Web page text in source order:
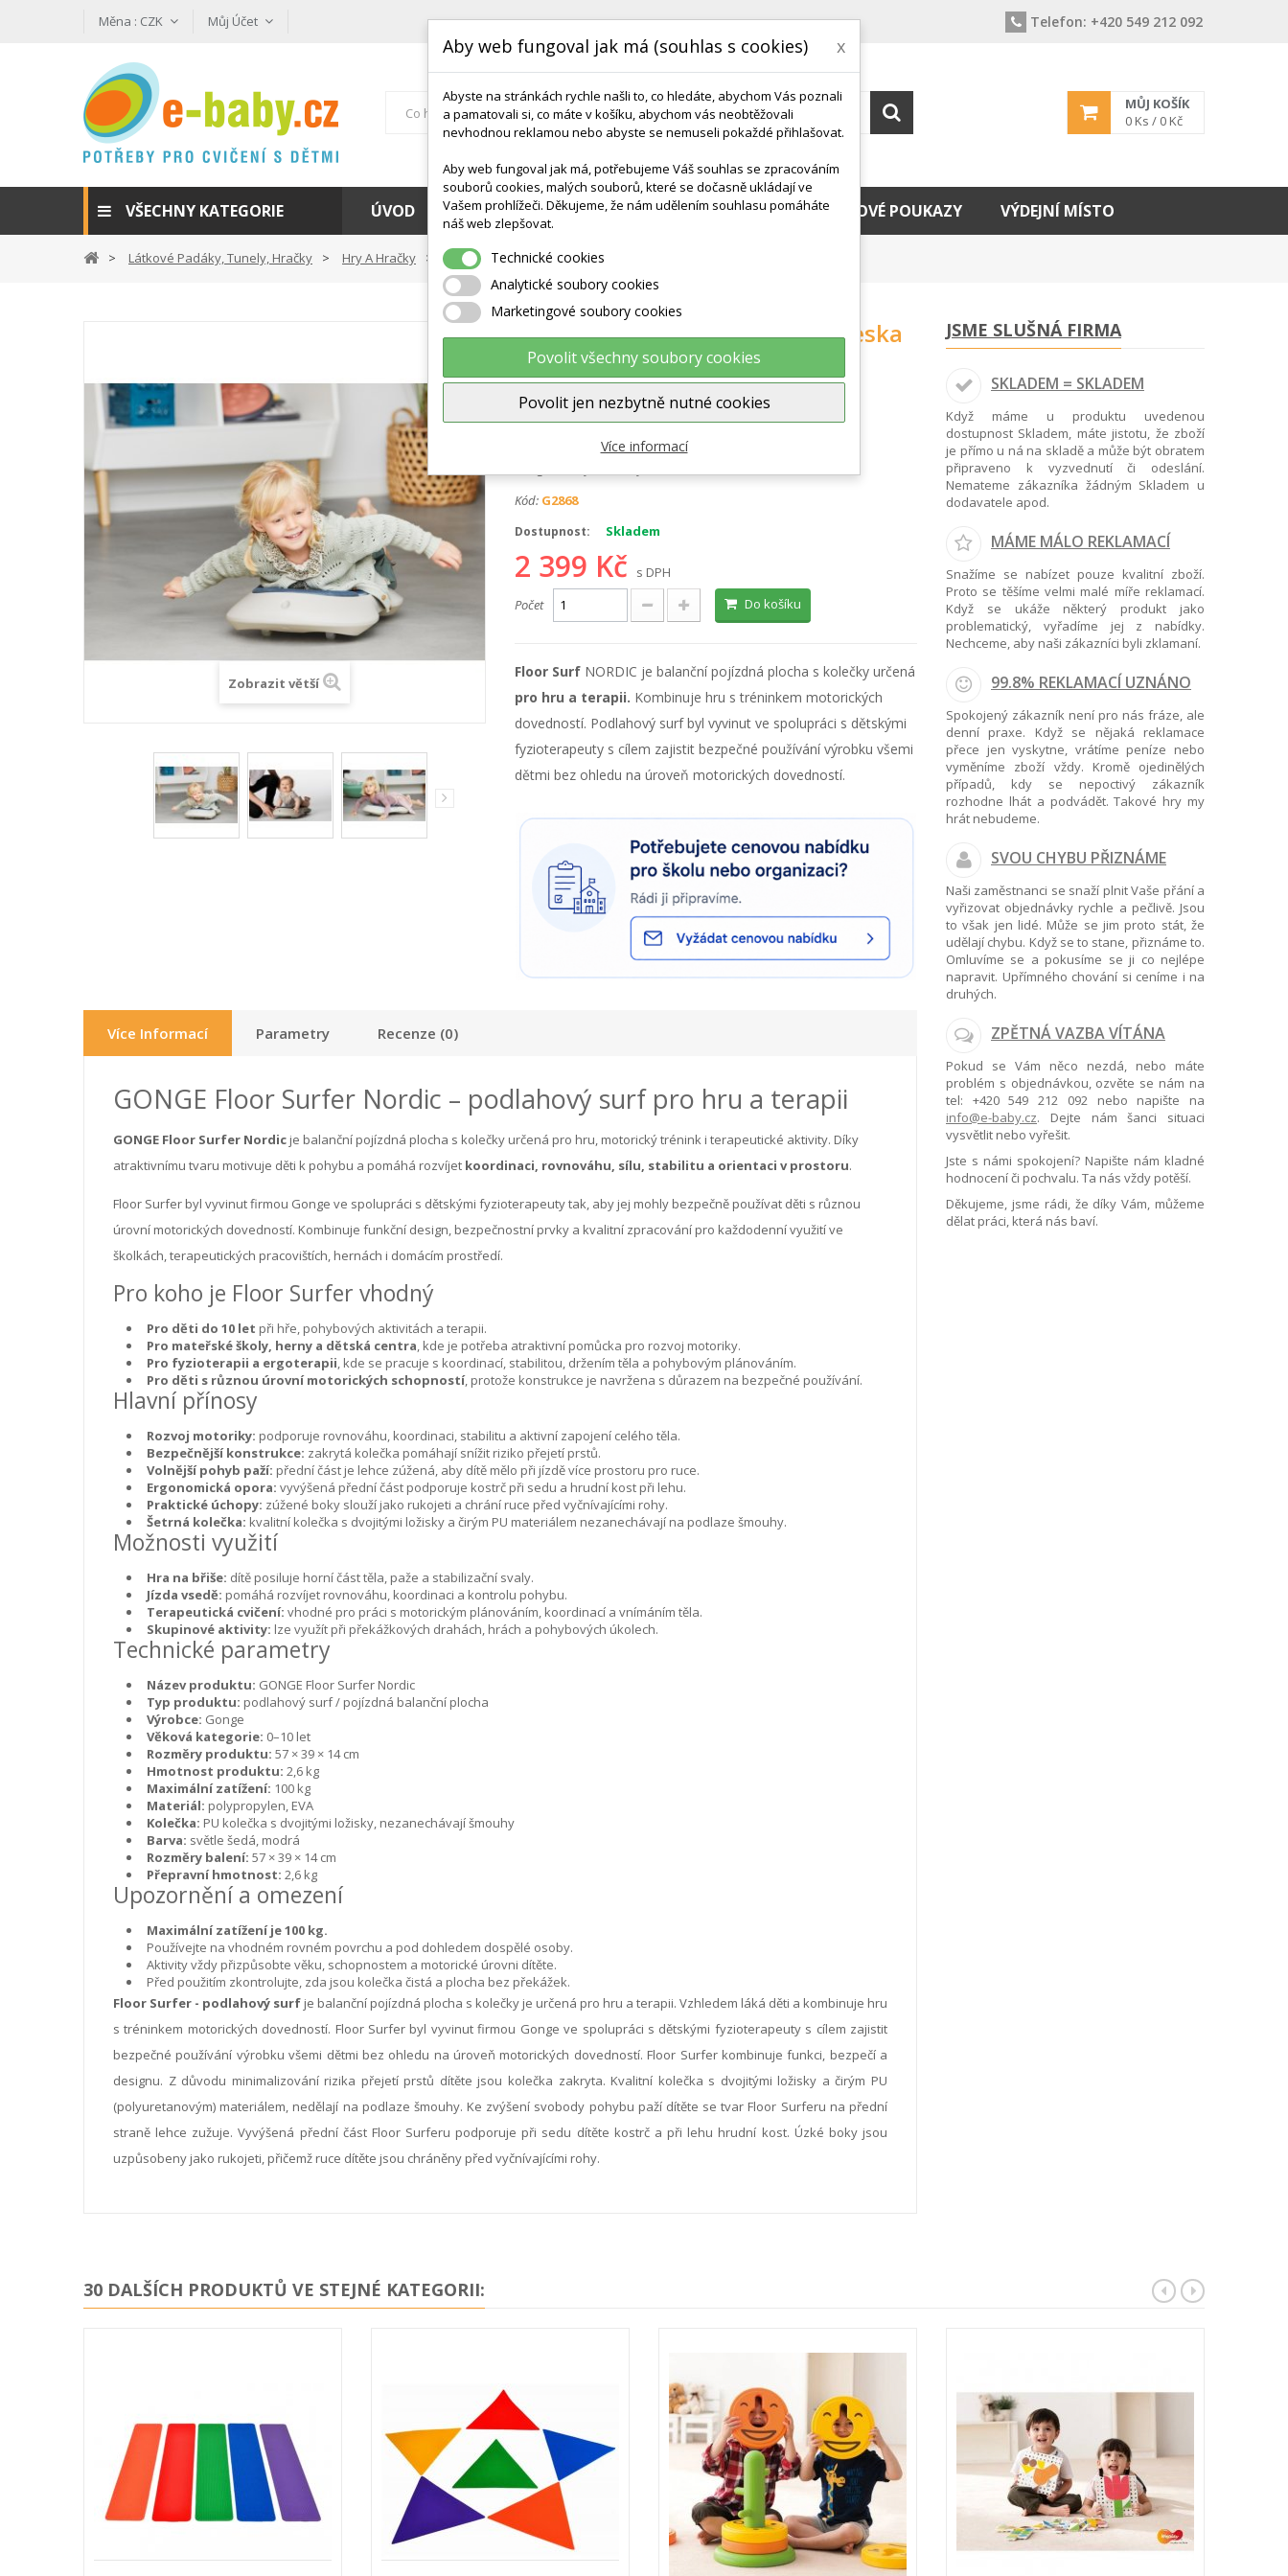
Měna : CZK Můj Účet Telefon: +420 549 212 092
MŮJ KOŠÍK
0 Ks / 0 Kč
VŠECHNY KATEGORIE ÚVOD KONTAKT DODÁNÍ A TERMÍNY CZ & SK DÁRKOVÉ POUKAZY VÝDEJNÍ MÍSTO
Látkové Padáky, Tunely, Hračky Hry A Hračky GONGE Floor Surfer NORDIC- Deska S Kolečky Podlahový Surf
Zobrazit větší
GONGE Floor surfer NORDIC- deska
s kolečky podlahový surf
Kód: G2868
Dostupnost: Skladem
2 399 Kč
s DPH
Počet
Do košíku
Floor Surf NORDIC je balanční pojízdná plocha s kolečky určená
pro hru a terapii. Kombinuje hru s tréninkem motorických
dovedností. Podlahový surf byl vyvinut ve spolupráci s dětskými
fyzioterapeuty s cílem zajistit bezpečné používání výrobku všemi
dětmi bez ohledu na úroveň motorických dovedností.
Více Informací Parametry Recenze (0)
GONGE Floor Surfer Nordic – podlahový surf pro hru a terapii
GONGE Floor Surfer Nordic je balanční pojízdná plocha s kolečky určená pro hru, motorický trénink i terapeutické aktivity. Díky
atraktivnímu tvaru motivuje děti k pohybu a pomáhá rozvíjet koordinaci, rovnováhu, sílu, stabilitu a orientaci v prostoru.
Floor Surfer byl vyvinut firmou Gonge ve spolupráci s dětskými fyzioterapeuty tak, aby jej mohly bezpečně používat děti s různou
úrovní motorických dovedností. Kombinuje funkční design, bezpečnostní prvky a kvalitní zpracování pro každodenní využití ve
školkách, terapeutických pracovištích, hernách i domácím prostředí.
Pro koho je Floor Surfer vhodný
Pro děti do 10 let při hře, pohybových aktivitách a terapii.
Pro mateřské školy, herny a dětská centra, kde je potřeba atraktivní pomůcka pro rozvoj motoriky.
Pro fyzioterapii a ergoterapii, kde se pracuje s koordinací, stabilitou, držením těla a pohybovým plánováním.
Pro děti s různou úrovní motorických schopností, protože konstrukce je navržena s důrazem na bezpečné používání.
Hlavní přínosy
Rozvoj motoriky: podporuje rovnováhu, koordinaci, stabilitu a aktivní zapojení celého těla.
Bezpečnější konstrukce: zakrytá kolečka pomáhají snížit riziko přejetí prstů.
Volnější pohyb paží: přední část je lehce zúžená, aby dítě mělo při jízdě více prostoru pro ruce.
Ergonomická opora: vyvýšená přední část podporuje kostrč při sedu a hrudní kost při lehu.
Praktické úchopy: zúžené boky slouží jako rukojeti a chrání ruce před vyčnívajícími rohy.
Šetrná kolečka: kvalitní kolečka s dvojitými ložisky a čirým PU materiálem nezanechávají na podlaze šmouhy.
Možnosti využití
Hra na břiše: dítě posiluje horní část těla, paže a stabilizační svaly.
Jízda vsedě: pomáhá rozvíjet rovnováhu, koordinaci a kontrolu pohybu.
Terapeutická cvičení: vhodné pro práci s motorickým plánováním, koordinací a vnímáním těla.
Skupinové aktivity: lze využít při překážkových drahách, hrách a pohybových úkolech.
Technické parametry
Název produktu: GONGE Floor Surfer Nordic
Typ produktu: podlahový surf / pojízdná balanční plocha
Výrobce: Gonge
Věková kategorie: 0–10 let
Rozměry produktu: 57 × 39 × 14 cm
Hmotnost produktu: 2,6 kg
Maximální zatížení: 100 kg
Materiál: polypropylen, EVA
Kolečka: PU kolečka s dvojitými ložisky, nezanechávají šmouhy
Barva: světle šedá, modrá
Rozměry balení: 57 × 39 × 14 cm
Přepravní hmotnost: 2,6 kg
Upozornění a omezení
Maximální zatížení je 100 kg.
Používejte na vhodném rovném povrchu a pod dohledem dospělé osoby.
Aktivity vždy přizpůsobte věku, schopnostem a motorické úrovni dítěte.
Před použitím zkontrolujte, zda jsou kolečka čistá a plocha bez překážek.
Floor Surfer - podlahový surf je balanční pojízdná plocha s kolečky je určená pro hru a terapii. Vzhledem láká děti a kombinuje hru
s tréninkem motorických dovedností. Floor Surfer byl vyvinut firmou Gonge ve spolupráci s dětskými fyzioterapeuty s cílem zajistit
bezpečné používání výrobku všemi dětmi bez ohledu na úroveň motorických dovedností. Floor Surfer kombinuje funkci, bezpečí a
designu. Z důvodu minimalizování rizika přejetí prstů dítěte jsou kolečka zakryta. Kvalitní kolečka s dvojitými ložisky a čirým PU
(polyuretanovým) materiálem, nedělají na podlaze šmouhy. Ke zvýšení svobody pohybu paží dítěte se tvar Floor Surferu na přední
straně lehce zužuje. Vyvýšená přední část Floor Surferu podporuje při sedu dítěte kostrč a při lehu hrudní kost. Úzké boky jsou
uzpůsobeny jako rukojeti, přičemž ruce dítěte jsou chráněny před vyčnívajícími rohy.
JSME SLUŠNÁ FIRMA
SKLADEM = SKLADEM
Když máme u produktu uvedenou
dostupnost Skladem, máte jistotu, že zboží
je přímo u ná na skladě a může být obratem
připraveno k vyzvednutí či odeslání.
Nemateme zákazníka žádným Skladem u
dodavatele apod.
MÁME MÁLO REKLAMACÍ
Snažíme se nabízet pouze kvalitní zboží.
Proto se těšíme velmi malé míře reklamací.
Když se ukáže některý produkt jako
problematický, vyřadíme jej z nabídky.
Nechceme, aby naši zákazníci byli zklamaní.
99.8% REKLAMACÍ UZNÁNO
Spokojený zákazník není pro nás fráze, ale
denní praxe. Když se nějaká reklamace
přece jen vyskytne, vrátíme peníze nebo
vyměníme zboží vždy. Kromě ojedinělých
případů, kdy se nepoctivý zákazník
rozhodne lhát a podvádět. Takové hry my
hrát nebudeme.
SVOU CHYBU PŘIZNÁME
Naši zaměstnanci se snaží plnit Vaše přání a
vyřizovat objednávky rychle a pečlivě. Jsou
to však jen lidé. Může se jim proto stát, že
udělají chybu. Když se to stane, přiznáme to.
Omluvíme se a pokusíme se ji co nejlépe
napravit. Upřímného chování si ceníme i na
druhých.
ZPĚTNÁ VAZBA VÍTÁNA
Pokud se Vám něco nezdá, nebo máte
problém s objednávkou, ozvěte se nám na
tel: +420 549 212 092nebo napište na
info@e-baby.cz. Dejte nám šanci situaci
vysvětlit nebo vyřešit.
Jste s námi spokojení? Napište nám kladné
hodnocení či pochvalu. Ta nás vždy potěší.
Děkujeme, jsme rádi, že díky Vám, můžeme
dělat práci, která nás baví.
30 DALŠÍCH PRODUKTŮ VE STEJNÉ KATEGORII:
Aby web fungoval jak má (souhlas s cookies) x
Abyste na stránkách rychle našli to, co hledáte, abychom Vás poznali
a pamatovali si, co máte v košíku, abychom vás neobtěžovali
nevhodnou reklamou nebo abyste se nemuseli pokaždé přihlašovat.
Aby web fungoval jak má, potřebujeme Váš souhlas se zpracováním
souborů cookies, malých souborů, které se dočasně ukládají ve
Vašem prohlížeči. Děkujeme, že nám udělením souhlasu pomáháte
náš web zlepšovat.
Technické cookies
Analytické soubory cookies
Marketingové soubory cookies
Povolit všechny soubory cookies
Povolit jen nezbytně nutné cookies
Více informací